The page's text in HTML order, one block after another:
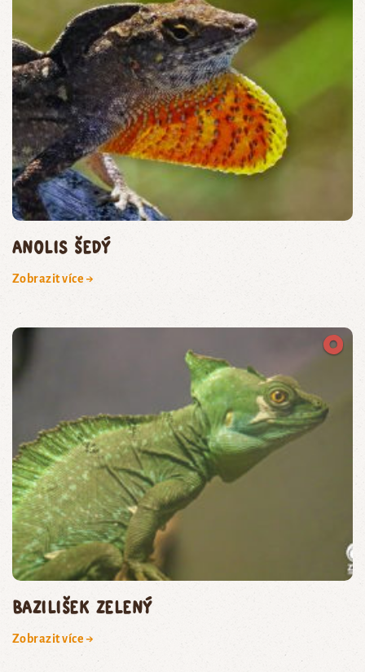
anolis šedý
Zobrazit více →
bazilišek zelený
Zobrazit více →